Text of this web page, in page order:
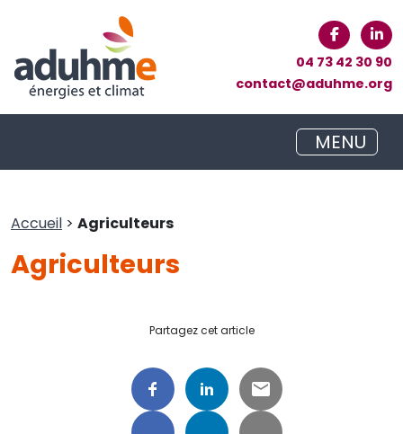
04 73 42 30 90
contact@aduhme.org
MENU
Accueil > Agriculteurs
Agriculteurs
Partagez cet article